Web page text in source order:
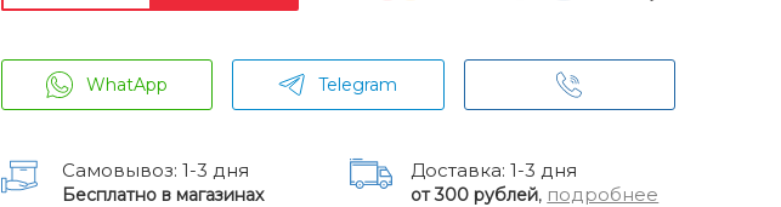
WhatApp Telegram
Самовывоз: 1-3 дня
Бесплатно в магазинах
Доставка: 1-3 дня
от 300 рублей, подробнее